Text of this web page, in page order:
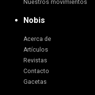
Nuestros movimientos
Nobis
Acerca de
Artículos
Revistas
Contacto
Gacetas